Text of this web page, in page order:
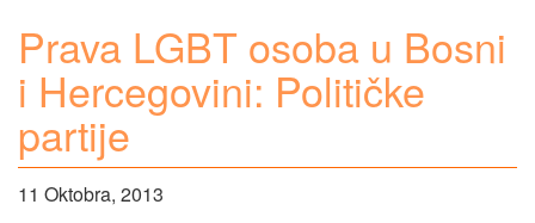
Prava LGBT osoba u Bosni
i Hercegovini: Političke
partije
11 Oktobra, 2013